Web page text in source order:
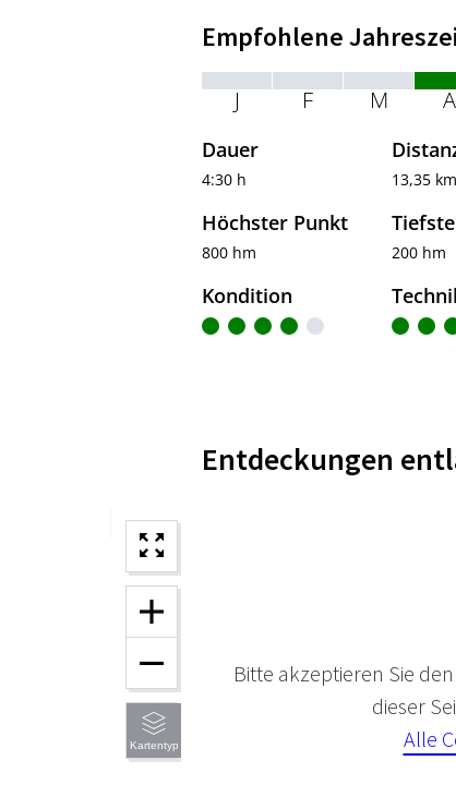
Empfohlene
J F M A
Dauer
4:30 h 13,35 km
Höchster Punkt
800 hm 200 hm
Kondition
Entdeckungen
Bitte akzeptieren Sie
dieser
Alle
Kartentyp